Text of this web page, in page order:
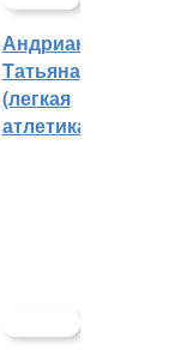
Андрианова
Татьяна
(легкая
атлетика)